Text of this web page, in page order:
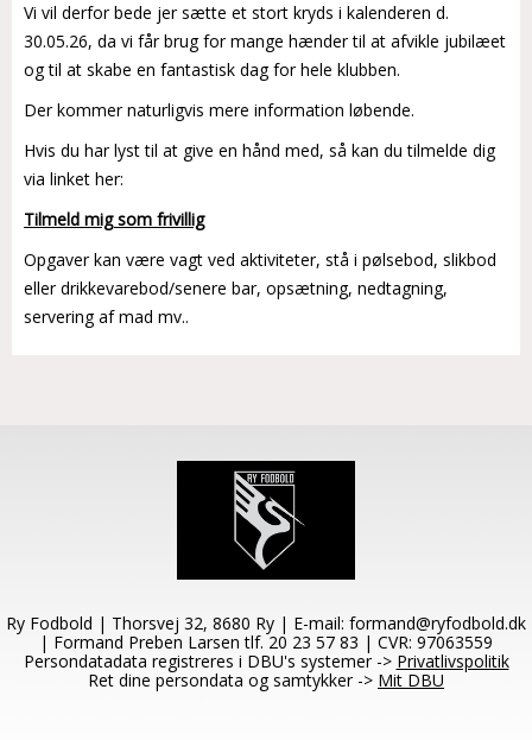
Vi vil derfor bede jer sætte et stort kryds i kalenderen d.
30.05.26, da vi får brug for mange hænder til at afvikle jubilæet
og til at skabe en fantastisk dag for hele klubben.
Der kommer naturligvis mere information løbende.
Hvis du har lyst til at give en hånd med, så kan du tilmelde dig
via linket her:
Tilmeld mig som frivillig
Opgaver kan være vagt ved aktiviteter, stå i pølsebod, slikbod
eller drikkevarebod/senere bar, opsætning, nedtagning,
servering af mad mv..
Ry Fodbold | Thorsvej 32, 8680 Ry | E-mail: formand@ryfodbold.dk
| Formand Preben Larsen tlf. 20 23 57 83 | CVR: 97063559
Persondatadata registreres i DBU's systemer -> Privatlivspolitik
Ret dine persondata og samtykker -> Mit DBU